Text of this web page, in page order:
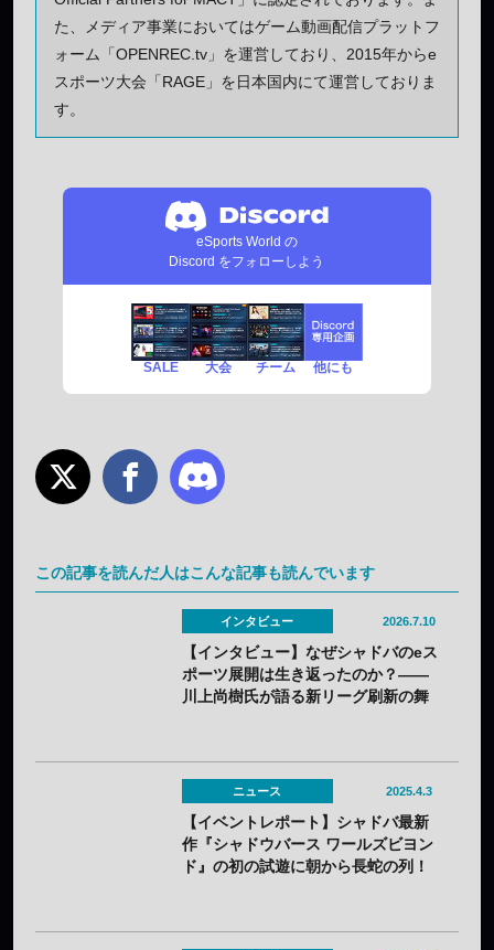
た、メディア事業においてはゲーム動画配信プラットフ
ォーム「OPENREC.tv」を運営しており、2015年からe
スポーツ大会「RAGE」を日本国内にて運営しておりま
す。
eSports World の
Discord をフォローしよう
SALE 大会 チーム 他にも
この記事を読んだ人はこんな記事も読んでいます
インタビュー 2026.7.10
【インタビュー】なぜシャドバのeス
ポーツ展開は生き返ったのか？——
川上尚樹氏が語る新リーグ刷新の舞
ニュース 2025.4.3
【イベントレポート】シャドバ最新
作『シャドウバース ワールズビヨン
ド』の初の試遊に朝から長蛇の列！